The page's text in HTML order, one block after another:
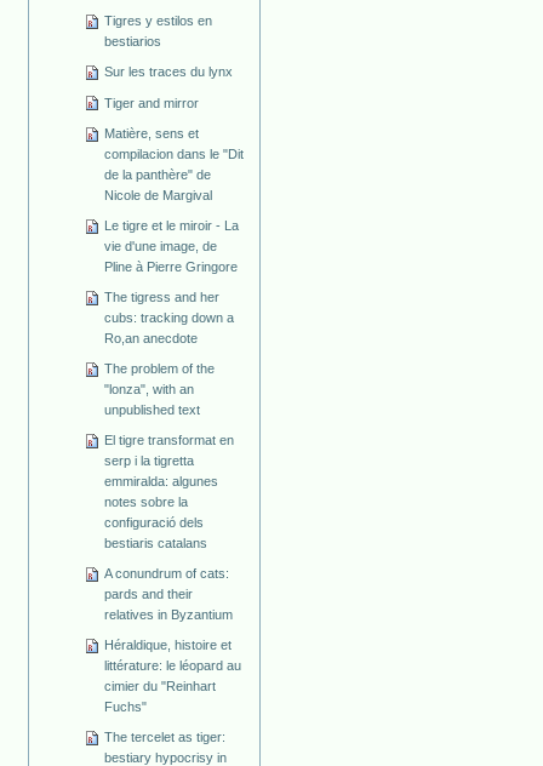
Tigres y estilos en
bestiarios
Sur les traces du lynx
Tiger and mirror
Matière, sens et
compilacion dans le "Dit
de la panthère" de
Nicole de Margival
Le tigre et le miroir - La
vie d'une image, de
Pline à Pierre Gringore
The tigress and her
cubs: tracking down a
Ro,an anecdote
The problem of the
"lonza", with an
unpublished text
El tigre transformat en
serp i la tigretta
emmiralda: algunes
notes sobre la
configuració dels
bestiaris catalans
A conundrum of cats:
pards and their
relatives in Byzantium
Héraldique, histoire et
littérature: le léopard au
cimier du "Reinhart
Fuchs"
The tercelet as tiger:
bestiary hypocrisy in